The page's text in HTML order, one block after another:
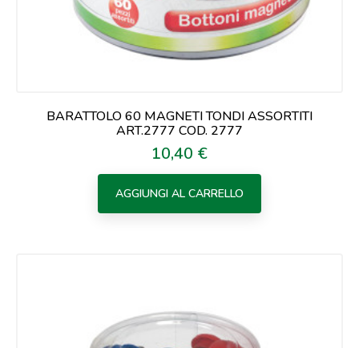
BARATTOLO 60 MAGNETI TONDI ASSORTITI
ART.2777 COD. 2777
Prezzo
10,40 €
AGGIUNGI AL CARRELLO